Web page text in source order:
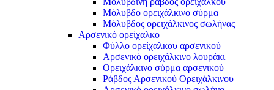
Μόλυβδο ορειχάλκινο σύρμα
Μόλυβδος ορειχάλκινος σωλήνας
Αρσενικό ορείχαλκο
Φύλλο ορείχαλκου αρσενικού
Αρσενικό ορειχάλκινο λουράκι
Ορειχάλκινο σύρμα αρσενικού
Ράβδος Αρσενικού Ορειχάλκινου